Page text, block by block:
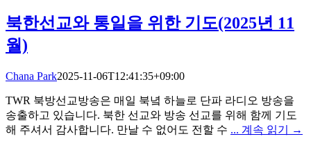
북한선교와 통일을 위한 기도(2025년 11
월)
Chana Park2025-11-06T12:41:35+09:00
TWR 북방선교방송은 매일 북녘 하늘로 단파 라디오 방송을
송출하고 있습니다. 북한 선교와 방송 선교를 위해 함께 기도
해 주셔서 감사합니다. 만날 수 없어도 전할 수 ... 계속 읽기 →